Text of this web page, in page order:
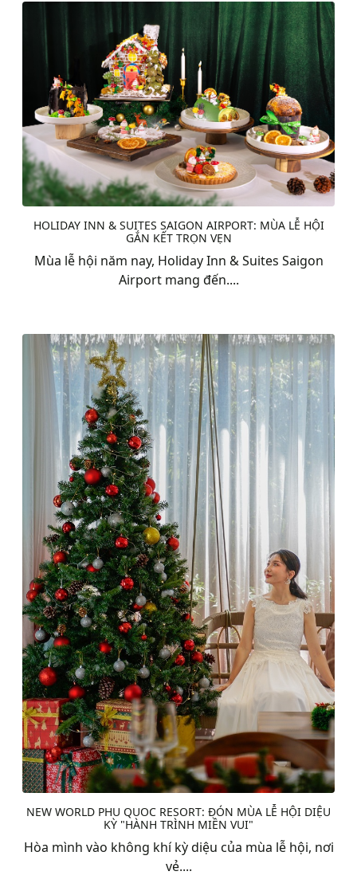
HOLIDAY INN & SUITES SAIGON AIRPORT: MÙA LỄ HỘI
GẮN KẾT TRỌN VẸN
Mùa lễ hội năm nay, Holiday Inn & Suites Saigon
Airport mang đến....
NEW WORLD PHU QUOC RESORT: ĐÓN MÙA LỄ HỘI DIỆU
KỲ "HÀNH TRÌNH MIỀN VUI"
Hòa mình vào không khí kỳ diệu của mùa lễ hội, nơi
vẻ....